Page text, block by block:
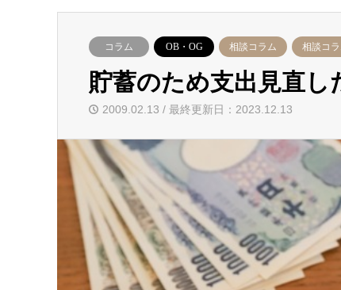
コラム OB・OG 相談コラム 相談コラ
貯蓄のため支出見直し
2009.02.13 / 最終更新日：2023.12.13